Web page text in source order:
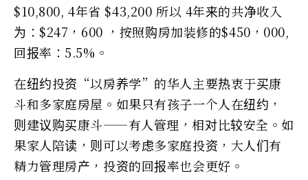
$10,800, 4年省 $43,200 所以 4年来的共净收入
为：$247，600 ，按照购房加装修的$450，000,
回报率：5.5%。
在纽约投资“以房养学”的华人主要热衷于买康
斗和多家庭房屋。如果只有孩子一个人在纽约，
则建议购买康斗——有人管理，相对比较安全。如
果家人陪读，则可以考虑多家庭投资，大人们有
精力管理房产，投资的回报率也会更好。